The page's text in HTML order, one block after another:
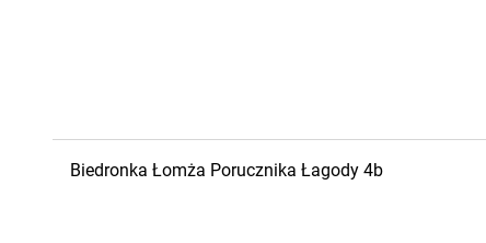
Biedronka Łomża Porucznika Łagody 4b